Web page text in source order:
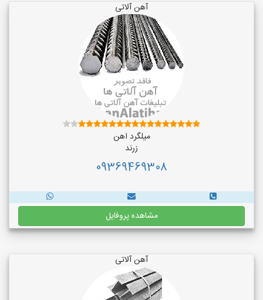
آهن آلاتی
میلگرد اهن
زرند
09369469308
مشاهده پروفایل
آهن آلاتی